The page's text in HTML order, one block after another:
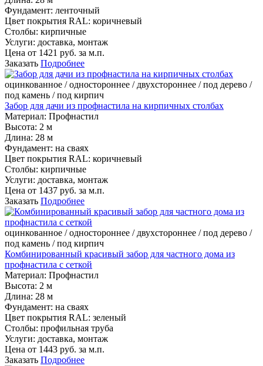
Фундамент: ленточный
Цвет покрытия RAL: коричневый
Столбы: кирпичные
Услуги: доставка, монтаж
Цена от 1421 руб. за м.п.
Заказать Подробнее
оцинкованное / одностороннее / двухстороннее / под дерево /
под камень / под кирпич
Забор для дачи из профнастила на кирпичных столбах
Материал: Профнастил
Высота: 2 м
Длина: 28 м
Фундамент: на сваях
Цвет покрытия RAL: коричневый
Столбы: кирпичные
Услуги: доставка, монтаж
Цена от 1437 руб. за м.п.
Заказать Подробнее
оцинкованное / одностороннее / двухстороннее / под дерево /
под камень / под кирпич
Комбинированный красивый забор для частного дома из
профнастила с сеткой
Материал: Профнастил
Высота: 2 м
Длина: 28 м
Фундамент: на сваях
Цвет покрытия RAL: зеленый
Столбы: профильная труба
Услуги: доставка, монтаж
Цена от 1443 руб. за м.п.
Заказать Подробнее